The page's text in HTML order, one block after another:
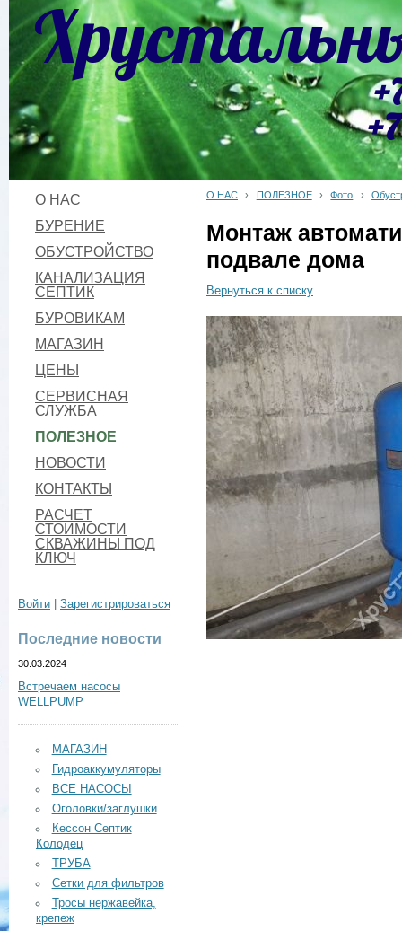
О НАС
БУРЕНИЕ
ОБУСТРОЙСТВО
КАНАЛИЗАЦИЯ
СЕПТИК
БУРОВИКАМ
МАГАЗИН
ЦЕНЫ
СЕРВИСНАЯ
СЛУЖБА
ПОЛЕЗНОЕ
НОВОСТИ
КОНТАКТЫ
РАСЧЕТ
СТОИМОСТИ
СКВАЖИНЫ ПОД
КЛЮЧ
Войти Зарегистрироваться
Последние новости
30.03.2024
Встречаем насосы
WELLPUMP
МАГАЗИН
Гидроаккумуляторы
ВСЕ НАСОСЫ
Оголовки/заглушки
Кессон Септик
Колодец
ТРУБА
Сетки для фильтров
Тросы нержавейка,
крепеж
О НАС › ПОЛЕЗНОЕ › Фото ›
Монтаж
подвале дома
Вернуться к списку